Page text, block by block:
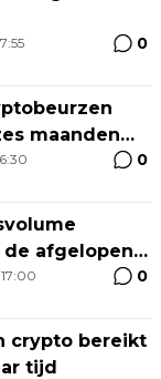
0
maanden
0
afgelopen
0
crypto bereikt
tijd